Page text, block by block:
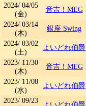
2024/ 04/05
(金)
音吉！MEG
2024/ 03/14
(木)
銀座 Swing
2024/ 03/02
(土)
よいどれ伯爵
2023/ 11/30
(木)
音吉！MEG
2023/ 11/08
(水)
よいどれ伯爵
2023/ 09/23